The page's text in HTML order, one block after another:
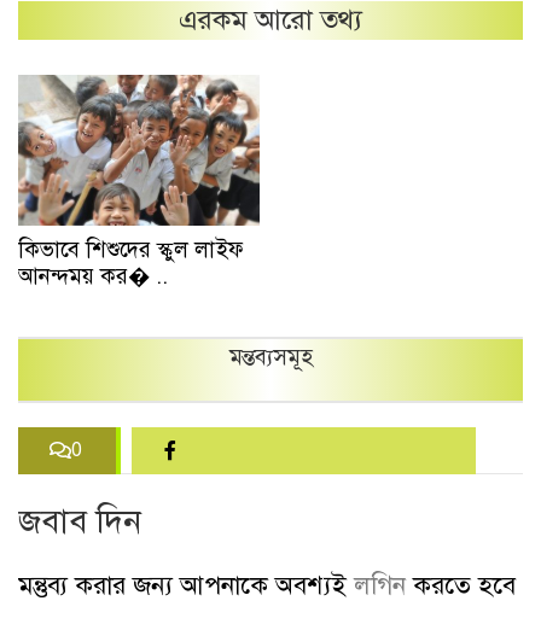
এরকম আরো তথ্য
কিভাবে শিশুদের স্কুল লাইফ
আনন্দময় কর� ..
মন্তব্যসমূহ
0
জবাব দিন
মন্তুব্য করার জন্য আপনাকে অবশ্যইলগিনকরতে হবে